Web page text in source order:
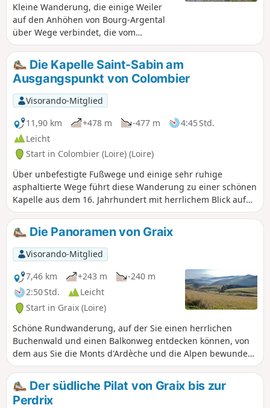
Kleine Wanderung, die einige Weiler
auf den Anhöhen von Bourg-Argental
über Wege verbindet, die vom
Regionalen Naturpark Pilat
wiedereröffnet wurden.
Die Kapelle Saint-Sabin am
Ausgangspunkt von Colombier
Visorando-Mitglied
11,90 km
+478 m -477 m
4:45 Std.
Leicht
Start in Colombier (Loire) (Loire)
Über unbefestigte Fußwege und einige sehr ruhige
asphaltierte Wege führt diese Wanderung zu einer schönen
Kapelle aus dem 16. Jahrhundert mit herrlichem Blick auf
das Rhonetal.
Die Panoramen von Graix
Visorando-Mitglied
7,46 km
+243 m
-240 m
2:50 Std.
Leicht
Start in Graix (Loire)
Schöne Rundwanderung, auf der Sie einen herrlichen
Buchenwald und einen Balkonweg entdecken können, von
dem aus Sie die Monts d'Ardèche und die Alpen bewundern
können.
Der südliche Pilat von Graix bis zur
Perdrix